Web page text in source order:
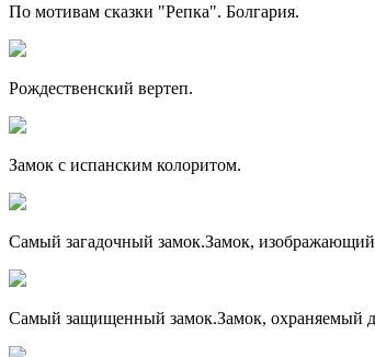
По мотивам сказки "Репка". Болгария.
Рождественский вертеп.
Замок с испанским колоритом.
Самый загадочный замок.Замок,
Самый защищенный замок.Замок, охраняемый